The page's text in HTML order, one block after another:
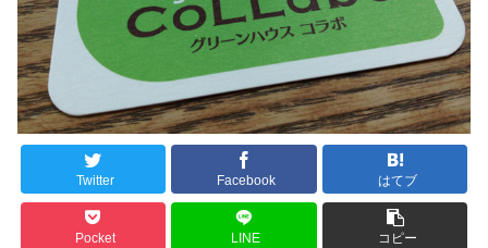
Twitter Facebook はてブ
Pocket LINE コピー